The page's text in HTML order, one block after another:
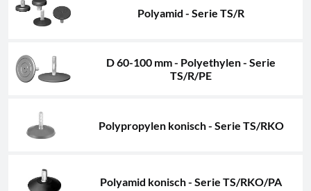
Polyamid - Serie TS/R
D 60-100 mm - Polyethylen - Serie
TS/R/PE
Polypropylen konisch - Serie TS/RKO
Polyamid konisch - Serie TS/RKO/PA